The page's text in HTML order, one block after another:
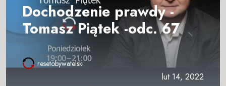
Dochodzenie prawdy -
Tomasz Piątek -odc. 67
resetobywatelski
lut 14, 2022